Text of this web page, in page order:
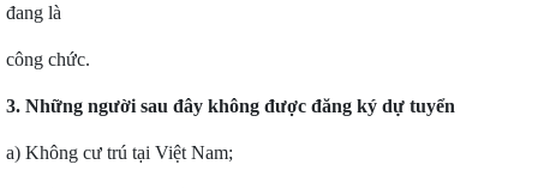
đang là
công chức.
3. Những người sau đây không được đăng ký dự tuyển
a) Không cư trú tại Việt Nam;